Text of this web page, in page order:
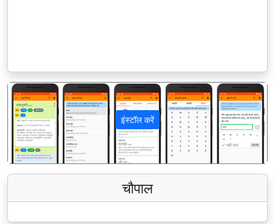
इंस्टॉल करें
पिछला अगला
चौपाल